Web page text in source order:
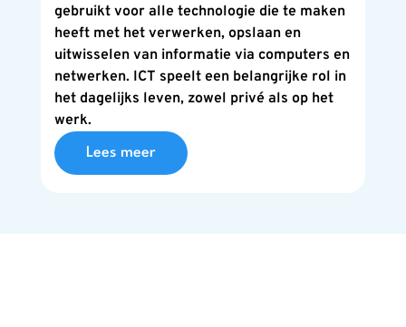
gebruikt voor alle technologie die te maken
heeft met het verwerken, opslaan en
uitwisselen van informatie via computers en
netwerken. ICT speelt een belangrijke rol in
het dagelijks leven, zowel privé als op het
werk.
Lees meer